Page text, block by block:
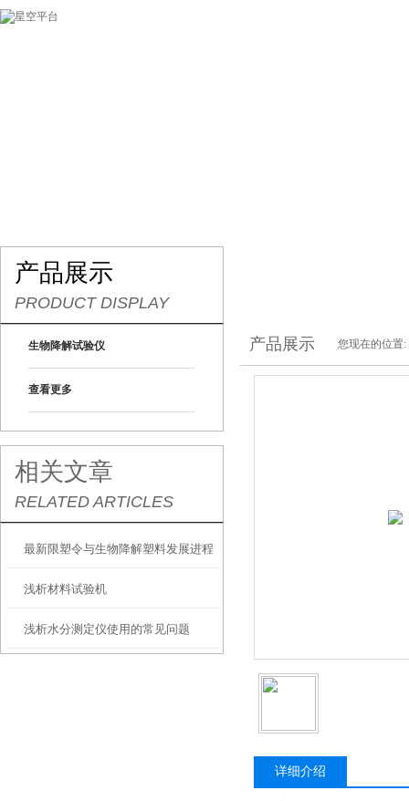
产品展示
PRODUCT DISPLAY
生物降解试验仪
查看更多
相关文章
RELATED ARTICLES
最新限塑令与生物降解塑料发展进程
浅析材料试验机
浅析水分测定仪使用的常见问题
产品展示 您现在的位置:
详细介绍